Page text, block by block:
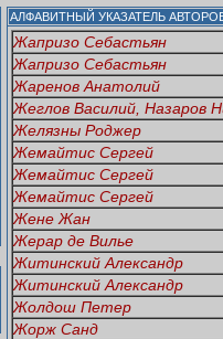
АЛФАВИТНЫЙ УКАЗАТЕЛЬ
Жапризо Себастьян
Жапризо Себастьян
Жаренов Анатолий
Жеглов Василий, Назаров
Желязны Роджер
Жемайтис Сергей
Жемайтис Сергей
Жемайтис Сергей
Жене Жан
Жерар де Вилье
Житинский Александр
Житинский Александр
Жолдош Петер
Жорж Санд